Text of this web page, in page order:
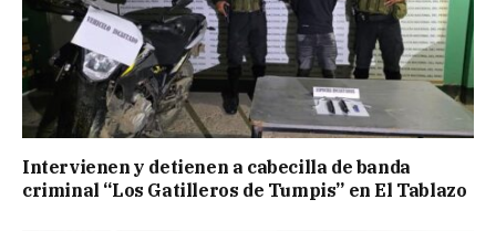
Intervienen y detienen a cabecilla de banda
criminal “Los Gatilleros de Tumpis” en El Tablazo